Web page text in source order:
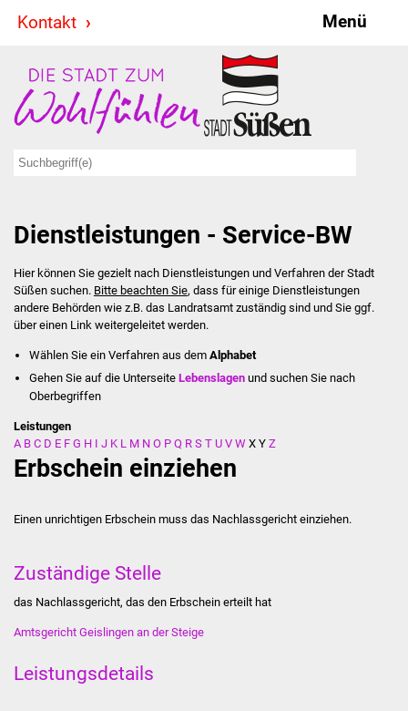
Kontakt Menü
Stadt & Politik
Bürgermeister
Ausschüsse
Ratsinformationssystem
Jugendbeirat
Summerrockfestival
Stadtverwaltung
Dienstleistungen - Service-BW
Hier können Sie gezielt nach Dienstleistungen und Verfahren der Stadt
Süßen suchen. Bitte beachten Sie, dass für einige Dienstleistungen
andere Behörden wie z.B. das Landratsamt zuständig sind und Sie ggf.
über einen Link weitergeleitet werden.
Wählen Sie ein Verfahren aus dem Alphabet
Gehen Sie auf die UnterseiteLebenslagen und suchen Sie nach
Oberbegriffen
Leistungen
A B C D E F G H I J K L M N O P Q R S T U V W X Y Z
Erbschein einziehen
Einen unrichtigen Erbschein muss das Nachlassgericht einziehen.
Zuständige Stelle
das Nachlassgericht, das den Erbschein erteilt hat
Amtsgericht Geislingen an der Steige
Leistungsdetails